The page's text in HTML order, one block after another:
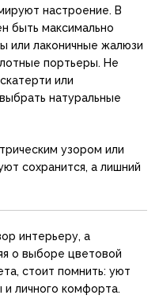
настроение. В
быть максимально
или лаконичные жалюзи
портьеры. Не
или
натуральные
узором или
сохранится, а лишний
интерьеру, а
о выборе цветовой
стоит помнить: уют
личного комфорта.